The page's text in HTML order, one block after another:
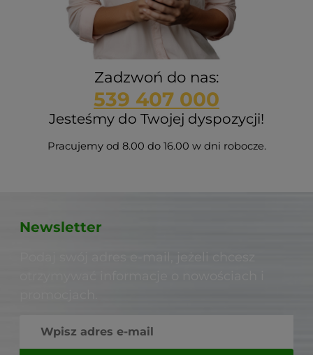
Zadzwoń do nas:
539 407 000
Jesteśmy do Twojej dyspozycji!
Pracujemy od 8.00 do 16.00 w dni robocze.
Newsletter